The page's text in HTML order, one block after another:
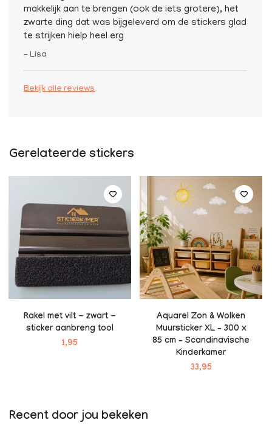
makkelijk aan te brengen (ook de iets grotere), het
zwarte ding dat was bijgeleverd om de stickers glad
te strijken hielp heel erg
– Lisa
Bekijk alle reviews
Gerelateerde stickers
Rakel met vilt - zwart -
sticker aanbreng tool
1,95
Aquarel Zon & Wolken
Muursticker XL – 300 x
85 cm – Scandinavische
Kinderkamer
33,95
Recent door jou bekeken